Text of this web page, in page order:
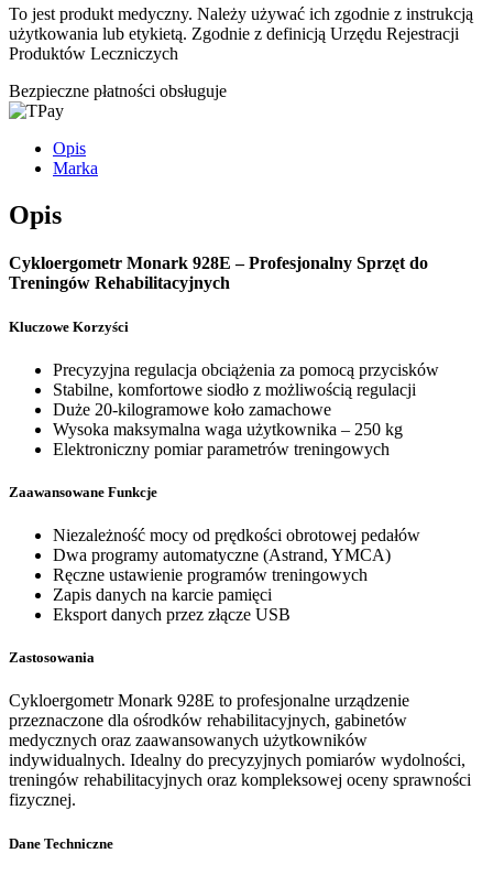
To jest produkt medyczny. Należy używać ich zgodnie z instrukcją
użytkowania lub etykietą. Zgodnie z definicją Urzędu Rejestracji
Produktów Leczniczych
Bezpieczne płatności obsługuje
Opis
Marka
Opis
Cykloergometr Monark 928E – Profesjonalny Sprzęt do
Treningów Rehabilitacyjnych
Kluczowe Korzyści
Precyzyjna regulacja obciążenia za pomocą przycisków
Stabilne, komfortowe siodło z możliwością regulacji
Duże 20-kilogramowe koło zamachowe
Wysoka maksymalna waga użytkownika – 250 kg
Elektroniczny pomiar parametrów treningowych
Zaawansowane Funkcje
Niezależność mocy od prędkości obrotowej pedałów
Dwa programy automatyczne (Astrand, YMCA)
Ręczne ustawienie programów treningowych
Zapis danych na karcie pamięci
Eksport danych przez złącze USB
Zastosowania
Cykloergometr Monark 928E to profesjonalne urządzenie
przeznaczone dla ośrodków rehabilitacyjnych, gabinetów
medycznych oraz zaawansowanych użytkowników
indywidualnych. Idealny do precyzyjnych pomiarów wydolności,
treningów rehabilitacyjnych oraz kompleksowej oceny sprawności
fizycznej.
Dane Techniczne